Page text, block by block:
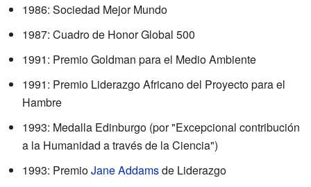
1986: Sociedad Mejor Mundo
1987: Cuadro de Honor Global 500
1991: Premio Goldman para el Medio Ambiente
1991: Premio Liderazgo Africano del Proyecto para el
Hambre
1993: Medalla Edinburgo (por "Excepcional contribución
a la Humanidad a través de la Ciencia")
1993: PremioJane Addamsde Liderazgo